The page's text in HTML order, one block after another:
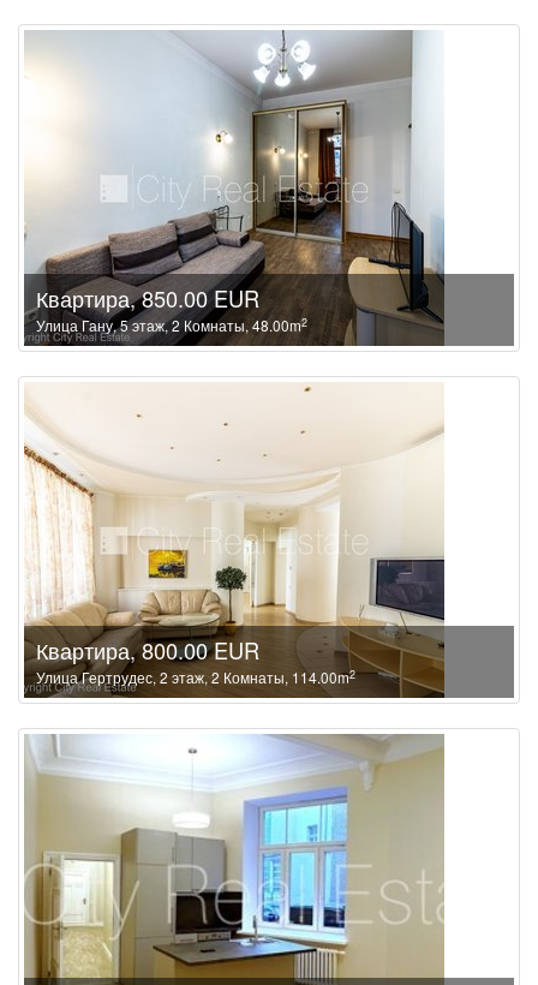
Квартира, 850.00 EUR
Улица Гану, 5 этаж, 2 Комнаты, 48.00m2
Квартира, 800.00 EUR
Улица Гертрудес, 2 этаж, 2 Комнаты, 114.00m2